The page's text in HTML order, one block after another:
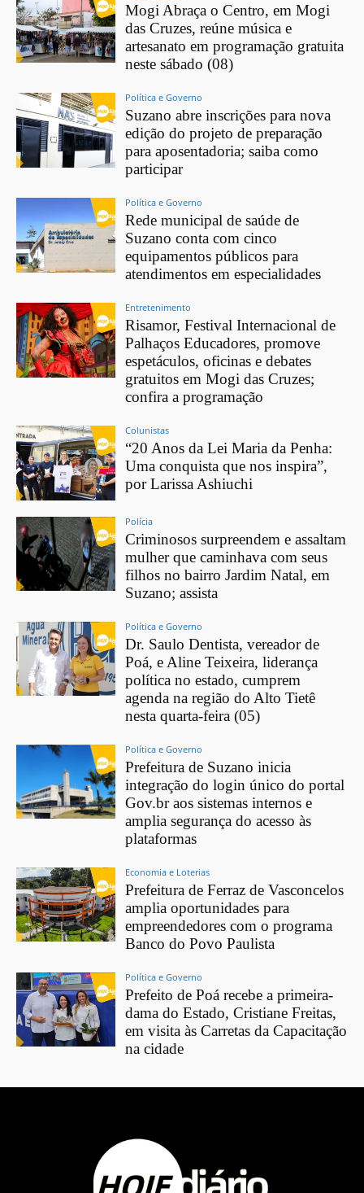
Mogi Abraça o Centro, em Mogi
das Cruzes, reúne música e
artesanato em programação gratuita
neste sábado (08)
Política e Governo
Suzano abre inscrições para nova
edição do projeto de preparação
para aposentadoria; saiba como
participar
Política e Governo
Rede municipal de saúde de
Suzano conta com cinco
equipamentos públicos para
atendimentos em especialidades
Entretenimento
Risamor, Festival Internacional de
Palhaços Educadores, promove
espetáculos, oficinas e debates
gratuitos em Mogi das Cruzes;
confira a programação
Colunistas
“20 Anos da Lei Maria da Penha:
Uma conquista que nos inspira”,
por Larissa Ashiuchi
Polícia
Criminosos surpreendem e assaltam
mulher que caminhava com seus
filhos no bairro Jardim Natal, em
Suzano; assista
Política e Governo
Dr. Saulo Dentista, vereador de
Poá, e Aline Teixeira, liderança
política no estado, cumprem
agenda na região do Alto Tietê
nesta quarta-feira (05)
Política e Governo
Prefeitura de Suzano inicia
integração do login único do portal
Gov.br aos sistemas internos e
amplia segurança do acesso às
plataformas
Economia e Loterias
Prefeitura de Ferraz de Vasconcelos
amplia oportunidades para
empreendedores com o programa
Banco do Povo Paulista
Política e Governo
Prefeito de Poá recebe a primeira-
dama do Estado, Cristiane Freitas,
em visita às Carretas da Capacitação
na cidade